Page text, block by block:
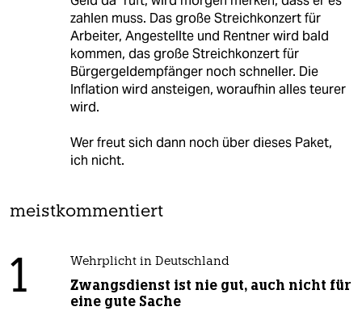
zahlen muss. Das große Streichkonzert für
Arbeiter, Angestellte und Rentner wird bald
kommen, das große Streichkonzert für
Bürgergeldempfänger noch schneller. Die
Inflation wird ansteigen, woraufhin alles teurer
wird.
Wer freut sich dann noch über dieses Paket,
ich nicht.
meistkommentiert
1 Wehrplicht in Deutschland
Zwangsdienst ist nie gut, auch nicht für
eine gute Sache